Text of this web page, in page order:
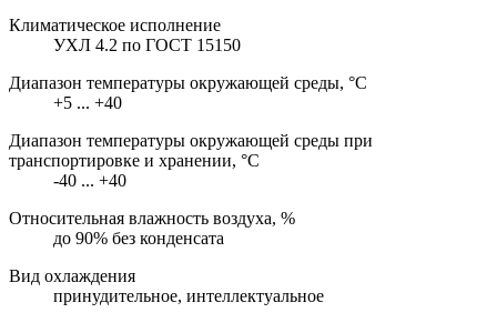
Климатическое исполнение
УХЛ 4.2 по ГОСТ 15150
Диапазон температуры окружающей среды, °С
+5 ... +40
Диапазон температуры окружающей среды при
транспортировке и хранении, °С
-40 ... +40
Относительная влажность воздуха, %
до 90% без конденсата
Вид охлаждения
принудительное, интеллектуальное